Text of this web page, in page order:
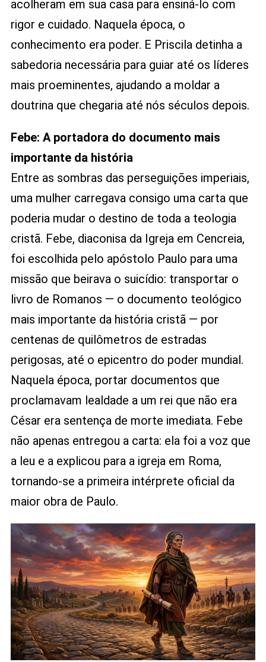
acolheram em sua casa para ensiná-lo com
rigor e cuidado. Naquela época, o
conhecimento era poder. E Priscila detinha a
sabedoria necessária para guiar até os líderes
mais proeminentes, ajudando a moldar a
doutrina que chegaria até nós séculos depois.
Febe: A portadora do documento mais
importante da história
Entre as sombras das perseguições imperiais,
uma mulher carregava consigo uma carta que
poderia mudar o destino de toda a teologia
cristã. Febe, diaconisa da Igreja em Cencreia,
foi escolhida pelo apóstolo Paulo para uma
missão que beirava o suicídio: transportar o
livro de Romanos — o documento teológico
mais importante da história cristã — por
centenas de quilômetros de estradas
perigosas, até o epicentro do poder mundial.
Naquela época, portar documentos que
proclamavam lealdade a um rei que não era
César era sentença de morte imediata. Febe
não apenas entregou a carta: ela foi a voz que
a leu e a explicou para a igreja em Roma,
tornando-se a primeira intérprete oficial da
maior obra de Paulo.